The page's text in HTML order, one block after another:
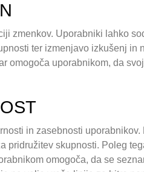
zmenkov. Uporabniki lahko
ter izmenjavo izkušenj in
omogoča uporabnikom, da
in zasebnosti
pridružitev skupnosti. Poleg
omogoča, da se